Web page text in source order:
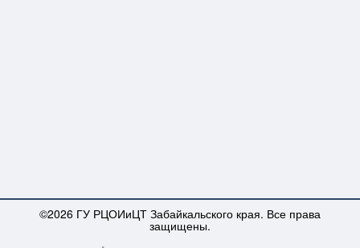
©2026 ГУ РЦОИиЦТ Забайкальского края. Все права
защищены.